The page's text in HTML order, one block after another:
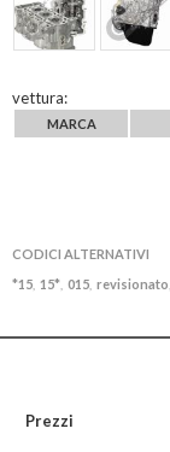
vettura:
MARCA
CODICI ALTERNATIVI
*15 15* 015 revisionato
Prezzi